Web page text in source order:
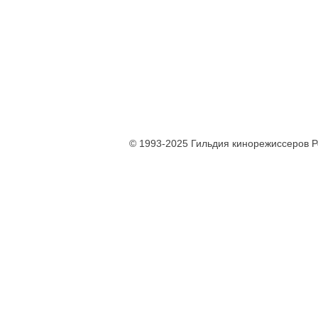
© 1993-2025 Гильдия кинорежиссеров